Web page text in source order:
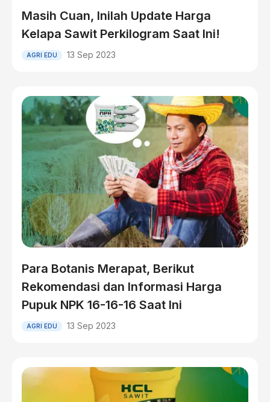
Masih Cuan, Inilah Update Harga
Kelapa Sawit Perkilogram Saat Ini!
AGRI EDU 13 Sep 2023
Para Botanis Merapat, Berikut
Rekomendasi dan Informasi Harga
Pupuk NPK 16-16-16 Saat Ini
AGRI EDU 13 Sep 2023